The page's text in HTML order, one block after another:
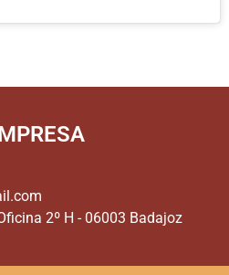
2º H - 06003 Badajoz